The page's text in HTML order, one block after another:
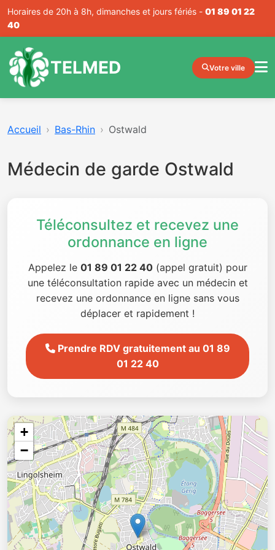
Horaires de 20h à 8h, dimanches et jours fériés - 01 89 01 22
40
TELMED Votre ville
Accueil Bas-Rhin Ostwald
Médecin de garde Ostwald
Téléconsultez et recevez une
ordonnance en ligne
Appelez le 01 89 01 22 40(appel gratuit) pour
une téléconsultation rapide avec un médecin et
recevez une ordonnance en ligne sans vous
déplacer et rapidement !
Prendre RDV gratuitement au 01 89
01 22 40
+
−